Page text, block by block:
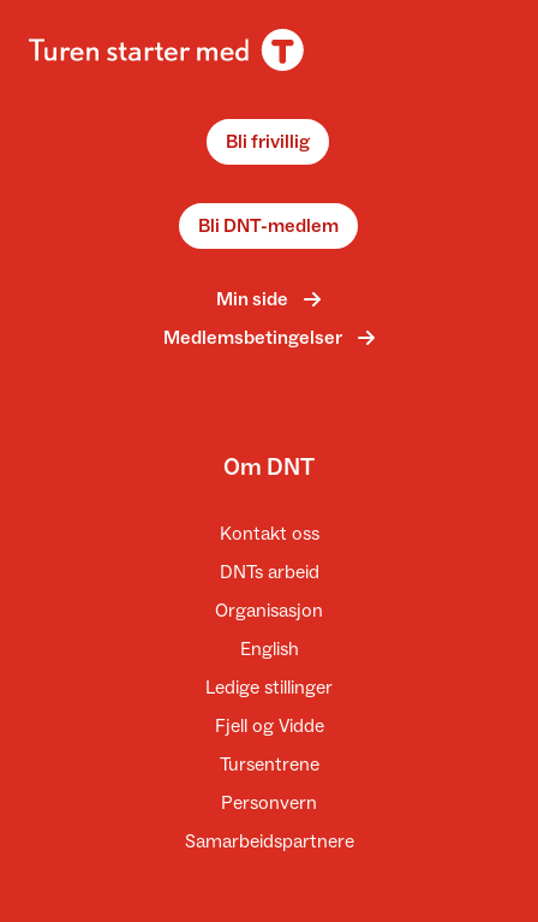
Bli frivillig
Bli DNT-medlem
Min side
Medlemsbetingelser
Om DNT
Kontakt oss
DNTs arbeid
Organisasjon
English
Ledige stillinger
Fjell og Vidde
Tursentrene
Personvern
Samarbeidspartnere